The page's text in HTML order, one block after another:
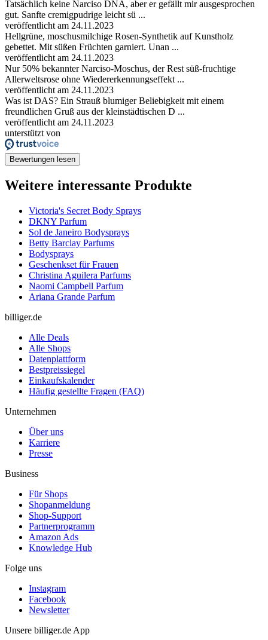
Tatsächlich keine Narciso DNA, aber er gefällt mir ausgesprochen
gut. Sanfte cremigpudrige leicht sü ...
veröffentlicht am 24.11.2023
Hellgrüne, moschusmilchige Rosen-Synthetik auf Kunstholz
gebettet. Mit süßen Früchten garniert. Unan ...
veröffentlicht am 24.11.2023
Nur 50% bekannter Narciso-Moschus, der Rest süß-fruchtige
Allerweltsrose ohne Wiedererkennungseffekt ...
veröffentlicht am 24.11.2023
Was ist DAS? Ein Strauß blumiger Beliebigkeit mit einem
freundlichen Gruß aus der kleinstädtischen D ...
veröffentlicht am 24.11.2023
unterstützt von
Bewertungen lesen
Weitere interessante Produkte
Victoria's Secret Body Sprays
DKNY Parfum
Sol de Janeiro Bodysprays
Betty Barclay Parfums
Bodysprays
Geschenkset für Frauen
Christina Aguilera Parfums
Naomi Campbell Parfum
Ariana Grande Parfum
billiger.de
Alle Deals
Alle Shops
Datenplattform
Bestpreissiegel
Einkaufskalender
Häufig gestellte Fragen (FAQ)
Unternehmen
Über uns
Karriere
Presse
Business
Für Shops
Shopanmeldung
Shop-Support
Partnerprogramm
Amazon Ads
Knowledge Hub
Folge uns
Instagram
Facebook
Newsletter
Unsere billiger.de App